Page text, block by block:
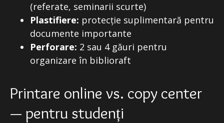
(referate, seminarii scurte)
Plastifiere: protecție suplimentară pentru
documente importante
Perforare: 2 sau 4 găuri pentru
organizare în biblioraft
Printare online vs. copy center
— pentru studenți